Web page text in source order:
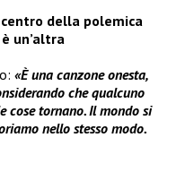
della polemica
un’altra
«È una canzone onesta,
che qualcuno
cose tornano. Il mondo si
nello stesso modo.